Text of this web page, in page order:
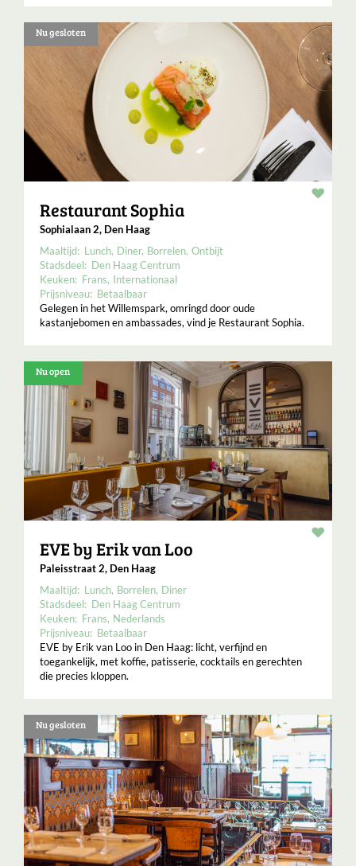
Nu gesloten
Restaurant Sophia
Sophialaan 2, Den Haag
Maaltijd: Lunch Diner Borrelen Ontbijt
Stadsdeel: Den Haag Centrum
Keuken: Frans Internationaal
Prijsniveau: Betaalbaar
Gelegen in het Willemspark, omringd door oude
kastanjebomen en ambassades, vind je Restaurant Sophia.
Nu open
EVE by Erik van Loo
Paleisstraat 2, Den Haag
Maaltijd: Lunch Borrelen Diner
Stadsdeel: Den Haag Centrum
Keuken: Frans Nederlands
Prijsniveau: Betaalbaar
EVE by Erik van Loo in Den Haag: licht, verfijnd en
toegankelijk, met koffie, patisserie, cocktails en gerechten
die precies kloppen.
Nu gesloten